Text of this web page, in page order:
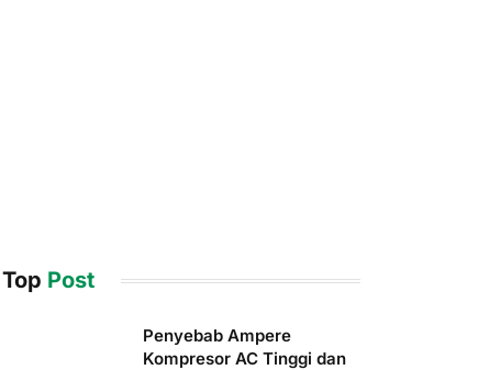
Top Post
Penyebab Ampere
Kompresor AC Tinggi dan